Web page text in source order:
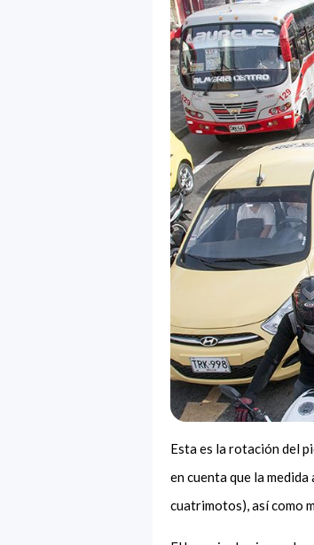
Esta es la rotación del
en cuenta que la
cuatrimotos), así como